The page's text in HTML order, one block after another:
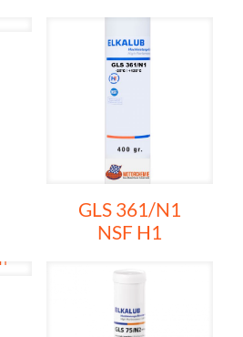
GLS 361/N1
NSF H1